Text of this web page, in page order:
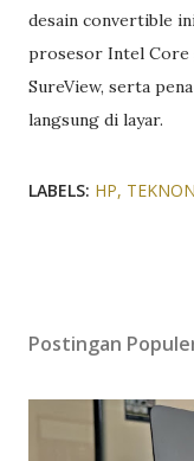
desain convertible
prosesor Intel
SureView, serta
langsung di layar.
LABELS: HP
Postingan